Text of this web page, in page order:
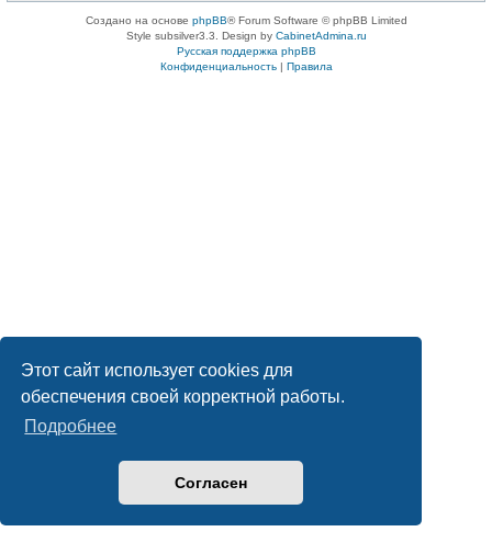
Этот сайт использует cookies для
обеспечения своей корректной работы.
Подробнее
Согласен
Создано на основе phpBB® Forum Software © phpBB Limited
Style subsilver3.3. Design by CabinetAdmina.ru
Русская поддержка phpBB
Конфиденциальность| Правила